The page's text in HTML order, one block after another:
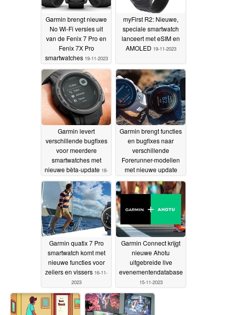
Garmin brengt nieuwe
No Wi-Fi versies uit
van de Fenix 7 Pro en
Fenix 7X Pro
smartwatches 19-11-2023
myFirst R2: Nieuwe,
speciale smartwatch
lanceert met eSIM en
AMOLED 19-11-2023
Garmin levert
verschillende bugfixes
voor meerdere
smartwatches met
nieuwe bèta-update 18-
11-2023
Garmin brengt functies
en bugfixes naar
verschillende
Forerunner-modellen
met nieuwe update
v17.2117-11-2023
Garmin quatix 7 Pro
smartwatch komt met
nieuwe functies voor
zeilers en vissers 16-11-
2023
Garmin Connect krijgt
nieuwe Ahotu
uitgebreide live
evenementendatabase
15-11-2023